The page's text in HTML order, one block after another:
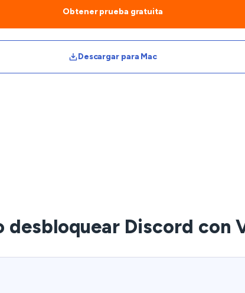
Obtener prueba gratuita
Descargar para Mac
desbloquear Discord con